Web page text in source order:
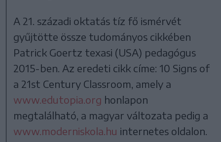
A 21. századi oktatás tíz fő ismérvét
gyűjtötte össze tudományos cikkében
Patrick Goertz texasi (USA) pedagógus
2015-ben. Az eredeti cikk címe: 10 Signs of
a 21st Century Classroom, amely a
www.edutopia.org honlapon
megtalálható, a magyar változata pedig a
www.moderniskola.hu internetes oldalon.